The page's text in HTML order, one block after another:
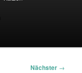
Nächster →